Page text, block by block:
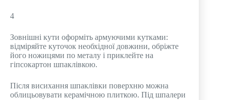
4
Зовнішні кути оформіть армуючими кутками:
відміряйте куточок необхідної довжини, обріжте
його ножицями по металу і приклейте на
гіпсокартон шпаклівкою.
Після висихання шпаклівки поверхню можна
облицьовувати керамічною плиткою. Під шпалери